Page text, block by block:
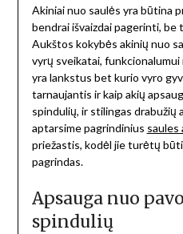
Akiniai nuo saulės yra būtina
bendrai išvaizdai pagerinti, be
Aukštos kokybės akinių nuo
vyrų sveikatai, funkcionalumui
yra lankstus bet kurio vyro
tarnaujantis ir kaip akių
spindulių, ir stilingas drabužių
aptarsime pagrindinius saules
priežastis, kodėl jie turėtų
pagrindas.
Apsauga nuo
spindulių